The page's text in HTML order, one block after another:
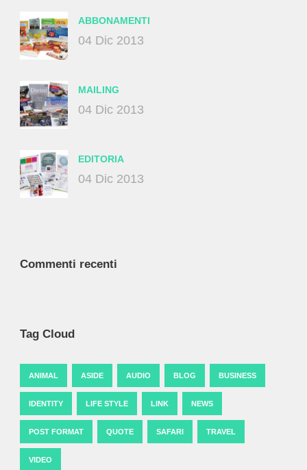
ABBONAMENTI
04 Dic 2013
MAILING
04 Dic 2013
EDITORIA
04 Dic 2013
Commenti recenti
Tag Cloud
ANIMAL ASIDE AUDIO BLOG BUSINESS
IDENTITY LIFE STYLE LINK NEWS
POST FORMAT QUOTE SAFARI TRAVEL
VIDEO